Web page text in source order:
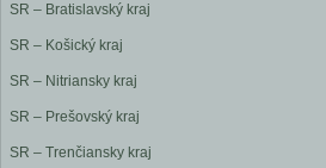
SR – Bratislavský kraj
SR – Košický kraj
SR – Nitriansky kraj
SR – Prešovský kraj
SR – Trenčiansky kraj